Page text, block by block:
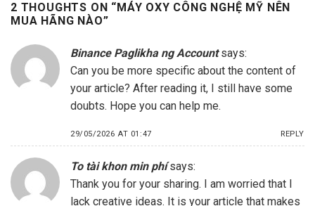
2 THOUGHTS ON “ MÁY OXY CÔNG NGHỆ MỸ NÊN
MUA HÃNG NÀO”
Binance Paglikha ng Account says:
Can you be more specific about the content of
your article? After reading it, I still have some
doubts. Hope you can help me.
29/05/2026 AT 01:47 REPLY
To tài khon min phí says:
Thank you for your sharing. I am worried that I
lack creative ideas. It is your article that makes